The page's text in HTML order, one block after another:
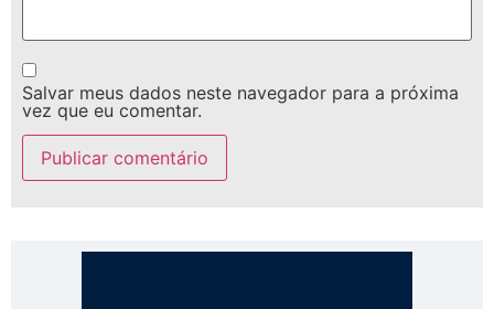
Salvar meus dados neste navegador para a próxima
vez que eu comentar.